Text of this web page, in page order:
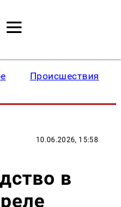
Происшествия
10.06.2026, 15:58
в